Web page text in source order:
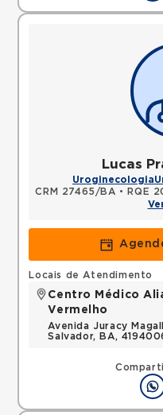
Lucas
Uroginecologia
CRM 27465/BA • RQE
Locais de Atendimento
Centro Médico
Vermelho
Avenida Juracy
Salvador, BA,